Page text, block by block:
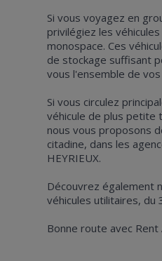
Si vous voyagez en
privilégiez les
monospace. Ces
de stockage suffisant
vous l'ensemble de
Si vous circulez
véhicule de plus petite
nous vous proposons
citadine, dans les
HEYRIEUX.
Découvrez également
véhicules utilitaires, du
Bonne route avec Rent